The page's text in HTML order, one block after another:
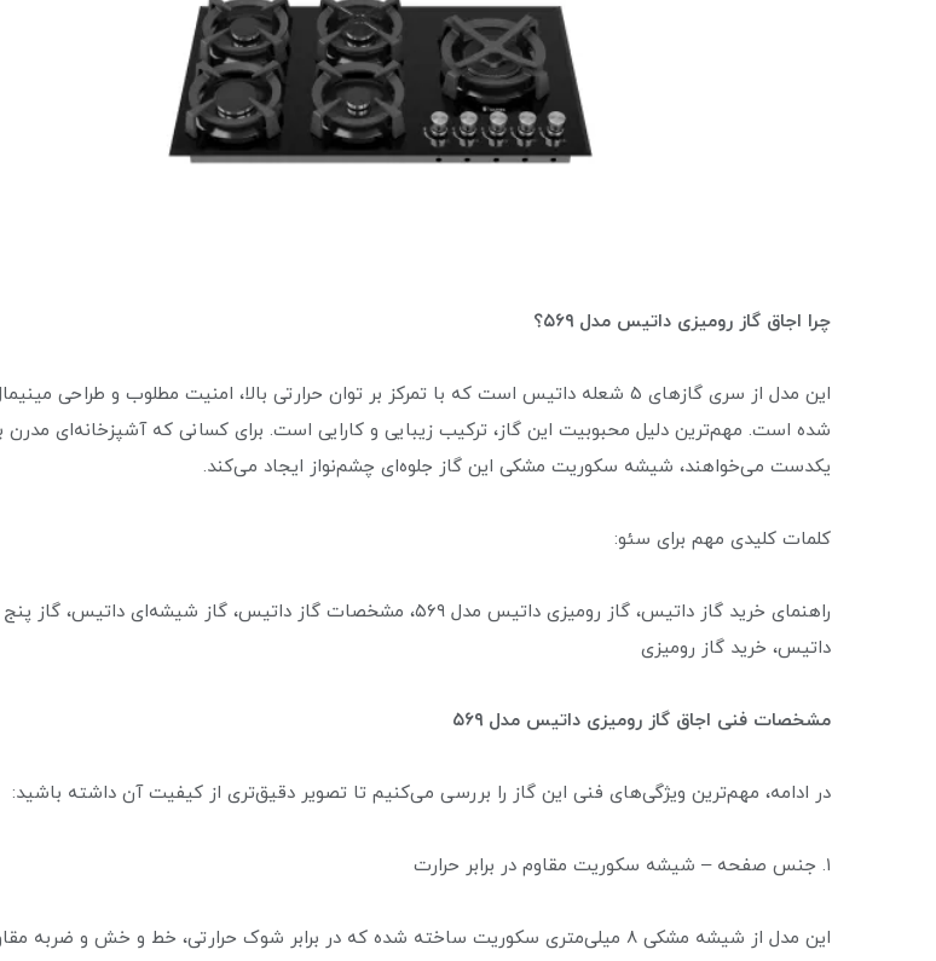
چرا اجاق گاز رومیزی داتیس مدل ۵۶۹؟
این مدل از سری گازهای ۵ شعله داتیس است که با تمرکز بر توان حرارتی بالا، امنیت مطلوب و طراحی
شده است. مهم‌ترین دلیل محبوبیت این گاز، ترکیب زیبایی و کارایی است. برای کسانی که آشپزخانه‌ای مدرن
یکدست می‌خواهند، شیشه سکوریت مشکی این گاز جلوه‌ای چشم‌نواز ایجاد می‌کند.
کلمات کلیدی مهم برای سئو:
راهنمای خرید گاز داتیس، گاز رومیزی داتیس مدل ۵۶۹، مشخصات گاز داتیس، گاز شیشه‌ای داتیس،
داتیس، خرید گاز رومیزی
مشخصات فنی اجاق گاز رومیزی داتیس مدل ۵۶۹
در ادامه، مهم‌ترین ویژگی‌های فنی این گاز را بررسی می‌کنیم تا تصویر دقیق‌تری از کیفیت آن داشته باشید:
۱. جنس صفحه – شیشه سکوریت مقاوم در برابر حرارت
این مدل از شیشه مشکی ۸ میلی‌متری سکوریت ساخته شده که در برابر شوک حرارتی، خط و خش و ضربه